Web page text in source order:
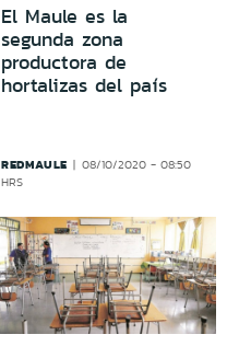
El Maule es la
segunda zona
productora de
hortalizas del país
REDMAULE
08/10/2020 - 08:50
HRS